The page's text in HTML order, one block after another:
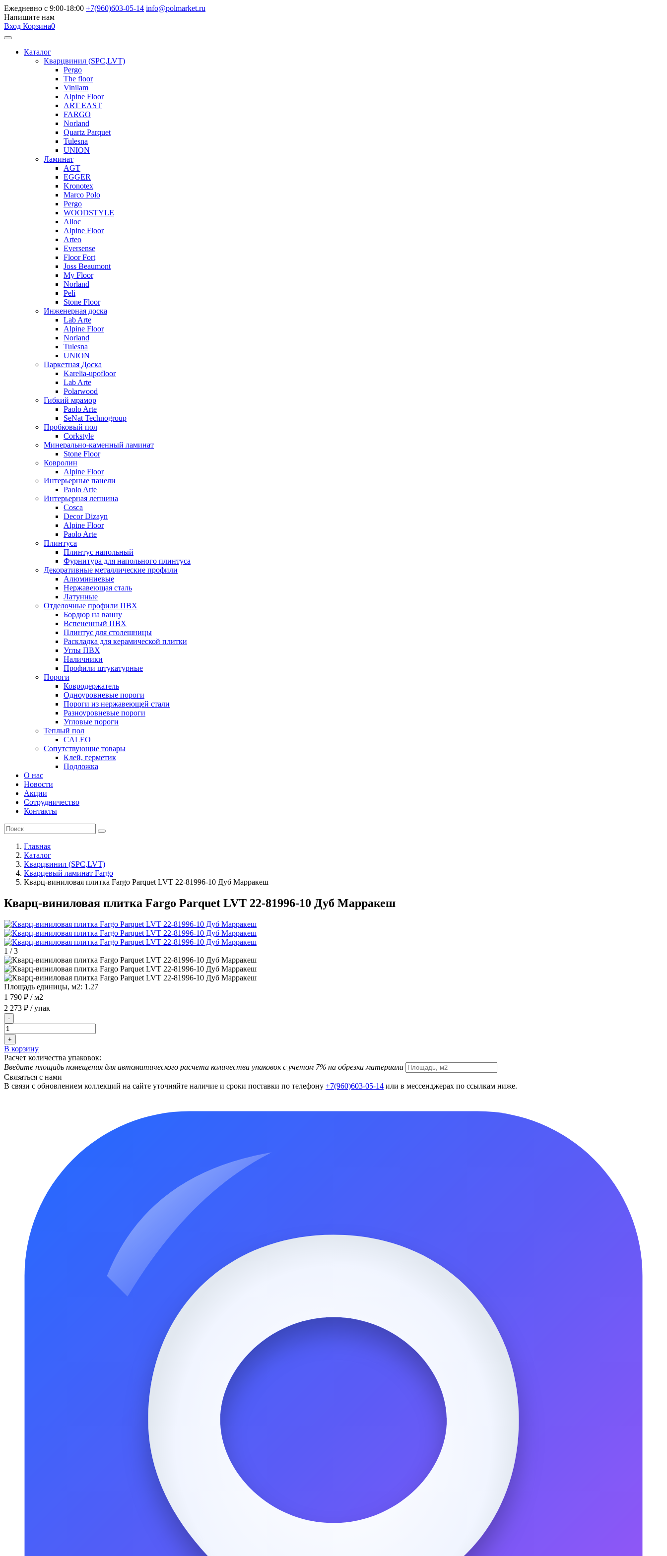
Ежедневно с 9:00-18:00 +7(960)603-05-14 info@polmarket.ru
Напишите нам
Вход Корзина0
Каталог
Кварцвинил (SPC,LVT)
Pergo
The floor
Vinilam
Alpine Floor
ART EAST
FARGO
Norland
Quartz Parquet
Tulesna
UNION
Ламинат
AGT
EGGER
Kronotex
Marco Polo
Pergo
WOODSTYLE
Alloc
Alpine Floor
Arteo
Eversense
Floor Fort
Joss Beaumont
My Floor
Norland
Peli
Stone Floor
Инженерная доска
Lab Arte
Alpine Floor
Norland
Tulesna
UNION
Паркетная Доска
Karelia-upofloor
Lab Arte
Polarwood
Гибкий мрамор
Paolo Arte
SeNat Technogroup
Пробковый пол
Corkstyle
Минерально-каменный ламинат
Stone Floor
Ковролин
Alpine Floor
Интерьерные панели
Paolo Arte
Интерьерная лепнина
Cosca
Decor Dizayn
Alpine Floor
Paolo Arte
Плинтуса
Плинтус напольный
Фурнитура для напольного плинтуса
Декоративные металлические профили
Алюминиевые
Нержавеющая сталь
Латунные
Отделочные профили ПВХ
Бордюр на ванну
Вспененный ПВХ
Плинтус для столешницы
Раскладка для керамической плитки
Углы ПВХ
Наличники
Профили штукатурные
Пороги
Ковродержатель
Одноуровневые пороги
Пороги из нержавеющей стали
Разноуровневые пороги
Угловые пороги
Теплый пол
CALEO
Сопутствующие товары
Клей, герметик
Подложка
О нас
Новости
Акции
Сотрудничество
Контакты
Главная
Каталог
Кварцвинил (SPC,LVT)
Кварцевый ламинат Fargo
Кварц-виниловая плитка Fargo Parquet LVT 22-81996-10 Дуб Марракеш
Кварц-виниловая плитка Fargo Parquet LVT 22-81996-10 Дуб Марракеш
1 /3
Площадь единицы, м2: 1.27
1 790 ₽ / м2
2 273 ₽ / упак
-
+
В корзину
Расчет количества упаковок:
Введите площадь помещения для автоматического расчета количества упаковок с учетом 7% на обрезки материала
Связаться с нами
В связи с обновлением коллекций на сайте уточняйте наличие и сроки поставки по телефону +7(960)603-05-14 или в мессенджерах по ссылкам ниже.